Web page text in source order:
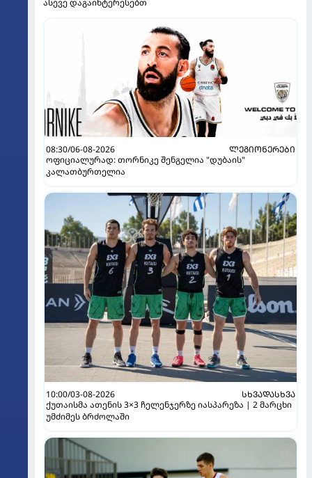
ასევე დაგაინტერესებთ
08:30/06-08-2026
ᲚᲔᲒᲘᲝᲜᲔᲠᲔᲑᲘ
ოფიციალურად: თორნიკე შენგელია "დუბაის"
კალათბურთელია
10:00/03-08-2026
ᲡᲮᲕᲐᲓᲐᲡᲮᲕᲐ
ქუთაისმა ათენის 3×3 ჩელენჯერზე იასპარეზა | 2 მარცხი
უმძიმეს ბრძოლაში